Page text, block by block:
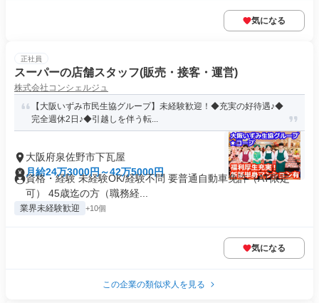
気になる
正社員
スーパーの店舗スタッフ(販売・接客・運営)
株式会社コンシェルジュ
【大阪いずみ市民生協グループ】未経験歓迎！◆充実の好待遇♪◆
完全週休2日♪◆引越しを伴う転...
大阪府泉佐野市下瓦屋
月給24万3000円～42万5000円
資格・経験 未経験OK/経験不問 要普通自動車免許（AT限定
可） 45歳迄の方（職務経...
業界未経験歓迎 +10個
気になる
この企業の類似求人を見る